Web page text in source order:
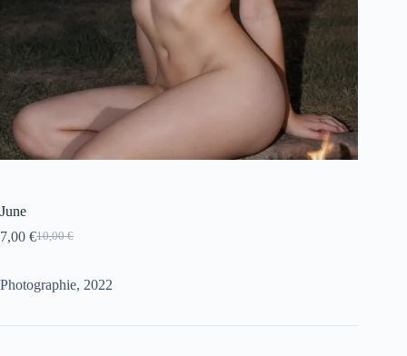
June
10,00€
Le
était :
7,00 €Le
est :
Photographie, 2022